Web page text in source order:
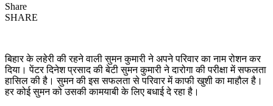
Share
SHARE
बिहार के लहेरी की रहने वाली सुमन कुमारी ने अपने परिवार का नाम रोशन कर
दिया। पेंटर दिनेश प्रसाद की बेटी सुमन कुमारी ने दारोगा की परीक्षा में सफलता
हासिल की है। सुमन की इस सफलता से परिवार में काफी खुशी का माहौल है।
हर कोई सुमन को उसकी कामयाबी के लिए बधाई दे रहा है।